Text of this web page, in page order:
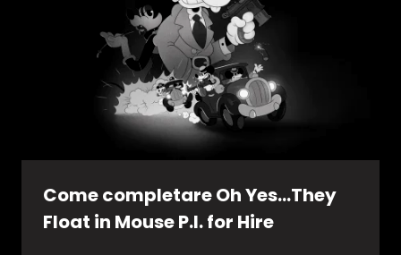
Come completare Oh Yes…They
Float in Mouse P.I. for Hire